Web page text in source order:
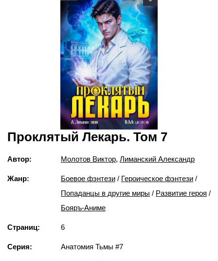
Проклятый Лекарь. Том 7
Автор: Молотов Виктор, Лиманский Александр
Жанр: Боевое фэнтези / Героическое фэнтези /
Попаданцы в другие миры / Развитие героя /
Бояръ-Аниме
Страниц: 6
Серия: Анатомия Тьмы #7